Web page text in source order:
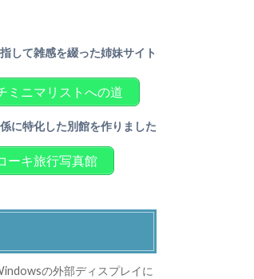
して雑感を綴った姉妹サイト
ミニマリストへの道
に特化した別館を作りました
ーキ旅行写真館
の外部ディスプレイに